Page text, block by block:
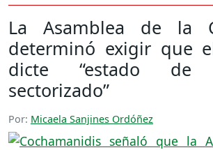
La Asamblea de la
determinó exigir que
dicte “estado de
sectorizado”
Por: Micaela Sanjines Ordóñez